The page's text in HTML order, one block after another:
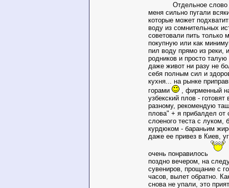
Отдельное слово о
меня сильно пугали
которые может
воду из сомнительных
советовали пить только
покупную или как
пил воду прямо из реки,
родников и просто
даже живот ни разу не
себя полным сил и
кухня... на рынке
горами
, фирменный
узбекский плов - готовят
разному, рекомендую
плова" + я прибалдел от
слоеного теста с луком,
курдюком - бараньим
даже ее привез в Киев,
очень понравилось
поздно вечером, на
сувениров, прощание с
часов, вылет обратно.
снова не упали, это